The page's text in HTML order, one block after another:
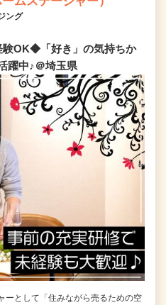
ング
験OK◆「好き」の気持ちか
躍中♪＠埼玉県
ーとして「住みながら売るための空